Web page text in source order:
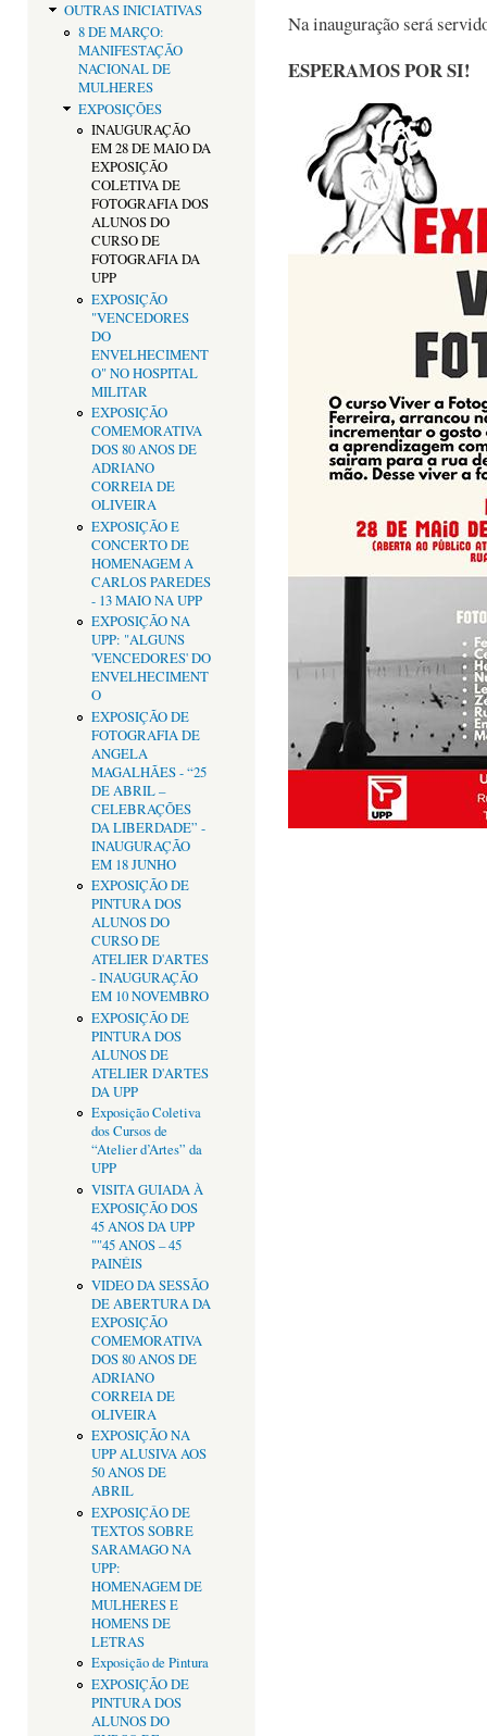
OUTRAS INICIATIVAS
8 DE MARÇO:
MANIFESTAÇÃO
NACIONAL DE
MULHERES
EXPOSIÇÕES
INAUGURAÇÃO
EM 28 DE MAIO DA
EXPOSIÇÃO
COLETIVA DE
FOTOGRAFIA DOS
ALUNOS DO
CURSO DE
FOTOGRAFIA DA
UPP
EXPOSIÇÃO
"VENCEDORES
DO
ENVELHECIMENT
O" NO HOSPITAL
MILITAR
EXPOSIÇÃO
COMEMORATIVA
DOS 80 ANOS DE
ADRIANO
CORREIA DE
OLIVEIRA
EXPOSIÇÃO E
CONCERTO DE
HOMENAGEM A
CARLOS PAREDES
- 13 MAIO NA UPP
EXPOSIÇÃO NA
UPP: "ALGUNS
'VENCEDORES' DO
ENVELHECIMENT
O
EXPOSIÇÃO DE
FOTOGRAFIA DE
ANGELA
MAGALHÃES - “25
DE ABRIL –
CELEBRAÇÕES
DA LIBERDADE” -
INAUGURAÇÃO
EM 18 JUNHO
EXPOSIÇÃO DE
PINTURA DOS
ALUNOS DO
CURSO DE
ATELIER D'ARTES
- INAUGURAÇÃO
EM 10 NOVEMBRO
EXPOSIÇÃO DE
PINTURA DOS
ALUNOS DE
ATELIER D'ARTES
DA UPP
Exposição Coletiva
dos Cursos de
“Atelier d’Artes” da
UPP
VISITA GUIADA À
EXPOSIÇÃO DOS
45 ANOS DA UPP
""45 ANOS – 45
PAINÉIS
VIDEO DA SESSÃO
DE ABERTURA DA
EXPOSIÇÃO
COMEMORATIVA
DOS 80 ANOS DE
ADRIANO
CORREIA DE
OLIVEIRA
EXPOSIÇÃO NA
UPP ALUSIVA AOS
50 ANOS DE
ABRIL
EXPOSIÇÂO DE
TEXTOS SOBRE
SARAMAGO NA
UPP:
HOMENAGEM DE
MULHERES E
HOMENS DE
LETRAS
Exposição de Pintura
EXPOSIÇÃO DE
PINTURA DOS
ALUNOS DO
Na inauguração será
ESPERAMOS POR SI!